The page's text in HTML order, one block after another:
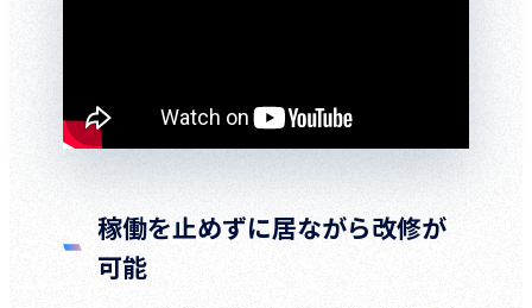
稼働を止めずに居ながら改修が
可能